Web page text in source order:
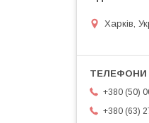
Харків,
+380 (50)
+380 (63)